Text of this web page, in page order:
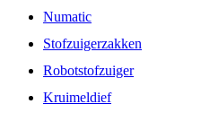
Numatic
Stofzuigerzakken
Robotstofzuiger
Kruimeldief